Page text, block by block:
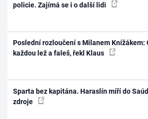
policie. Zajímá se i o další lidi
Poslední rozloučení s Milanem Knížákem:
každou lež a faleš, řekl Klaus
Sparta bez kapitána. Haraslín míří do
zdroje